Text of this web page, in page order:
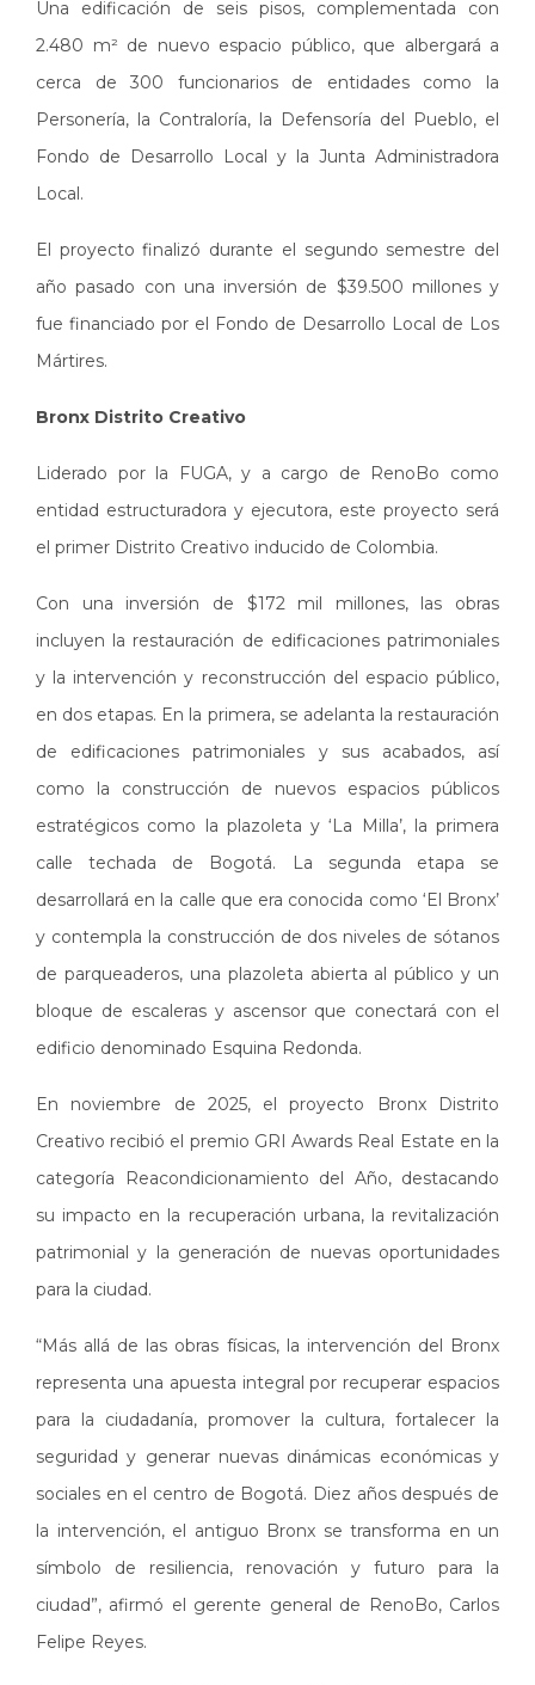
Una edificación de seis pisos, complementada con
2.480 m² de nuevo espacio público, que albergará a
cerca de 300 funcionarios de entidades como la
Personería, la Contraloría, la Defensoría del Pueblo, el
Fondo de Desarrollo Local y la Junta Administradora
Local.
El proyecto finalizó durante el segundo semestre del
año pasado con una inversión de $39.500 millones y
fue financiado por el Fondo de Desarrollo Local de Los
Mártires.
Bronx Distrito Creativo
Liderado por la FUGA, y a cargo de RenoBo como
entidad estructuradora y ejecutora, este proyecto será
el primer Distrito Creativo inducido de Colombia.
Con una inversión de $172 mil millones, las obras
incluyen la restauración de edificaciones patrimoniales
y la intervención y reconstrucción del espacio público,
en dos etapas. En la primera, se adelanta la restauración
de edificaciones patrimoniales y sus acabados, así
como la construcción de nuevos espacios públicos
estratégicos como la plazoleta y ‘La Milla’, la primera
calle techada de Bogotá. La segunda etapa se
desarrollará en la calle que era conocida como ‘El Bronx’
y contempla la construcción de dos niveles de sótanos
de parqueaderos, una plazoleta abierta al público y un
bloque de escaleras y ascensor que conectará con el
edificio denominado Esquina Redonda.
En noviembre de 2025, el proyecto Bronx Distrito
Creativo recibió el premio GRI Awards Real Estate en la
categoría Reacondicionamiento del Año, destacando
su impacto en la recuperación urbana, la revitalización
patrimonial y la generación de nuevas oportunidades
para la ciudad.
“Más allá de las obras físicas, la intervención del Bronx
representa una apuesta integral por recuperar espacios
para la ciudadanía, promover la cultura, fortalecer la
seguridad y generar nuevas dinámicas económicas y
sociales en el centro de Bogotá. Diez años después de
la intervención, el antiguo Bronx se transforma en un
símbolo de resiliencia, renovación y futuro para la
ciudad”, afirmó el gerente general de RenoBo, Carlos
Felipe Reyes.